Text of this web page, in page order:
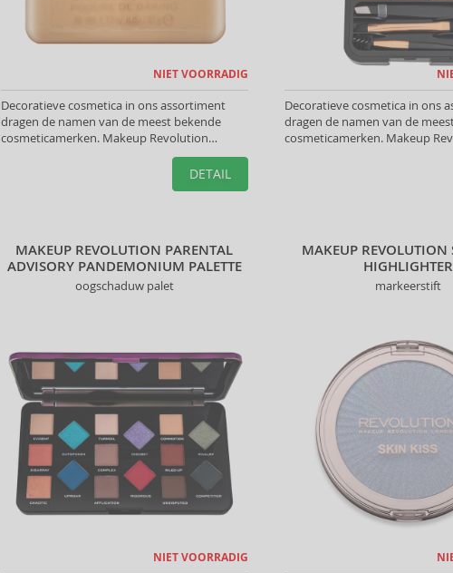
NIET VOORRADIG
Decoratieve cosmetica in ons assortiment
dragen de namen van de meest bekende
cosmeticamerken. Makeup Revolution
Poeders helpen u de perfecte look te creëren.
DETAIL
Decoratieve cosmetica in ons
dragen de namen van de
cosmeticamerken. Makeup
voor cosmetica helpen u de
MAKEUP REVOLUTION PARENTAL
ADVISORY PANDEMONIUM PALETTE
oogschaduw palet
NIET VOORRADIG
MAKEUP REVOLUTION
HIGHLIGHTER
markeerstift